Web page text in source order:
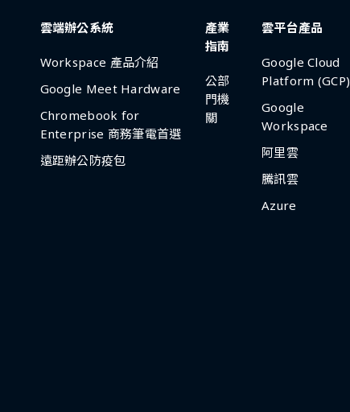
雲端辦公系統
Workspace 產品介紹
Google Meet Hardware
Chromebook for
Enterprise 商務筆電首選
遠距辦公防疫包
產業
指南
公部
門機
關
雲平台產品
Google Cloud
Platform (GCP)
Google
Workspace
阿里雲
騰訊雲
Azure